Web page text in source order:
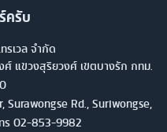
ครับ
เวล จำกัด
ศ์ แขวงสุริยวงศ์ เขตบางรัก กทม.
Rd., Suriwongse,
ร 02-853-9982